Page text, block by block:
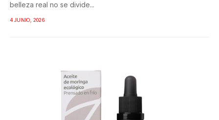
belleza real no se divide...
4 JUNIO, 2026